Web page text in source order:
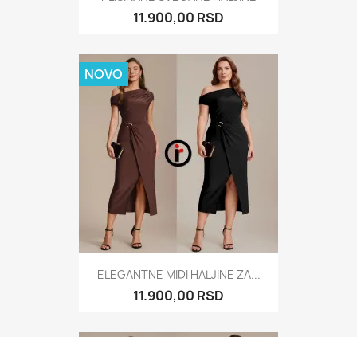
11.900,00 RSD
ELEGANTNE MIDI HALJINE ZA...
11.900,00 RSD
NOVO